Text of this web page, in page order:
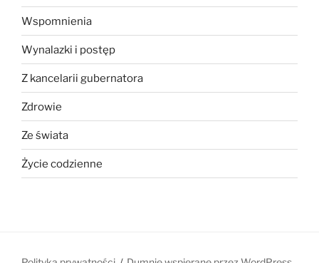
Wspomnienia
Wynalazki i postęp
Z kancelarii gubernatora
Zdrowie
Ze świata
Życie codzienne